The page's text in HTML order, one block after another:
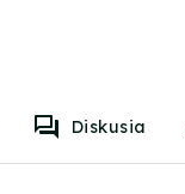
Diskusia